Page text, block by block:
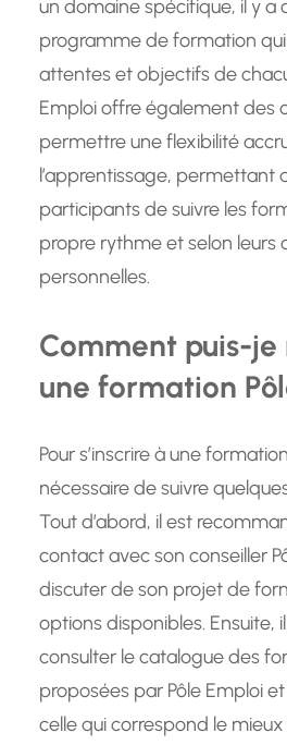
un domaine spécifique, il y a
programme de formation
attentes et objectifs de
Emploi offre également des
permettre une flexibilité
l’apprentissage, permettant
participants de suivre les
propre rythme et selon leurs
personnelles.
Comment puis-je
une formation
Pour s’inscrire à une
nécessaire de suivre
Tout d’abord, il est
contact avec son conseiller
discuter de son projet de
options disponibles. Ensuite,
consulter le catalogue des
proposées par Pôle Emploi
celle qui correspond le